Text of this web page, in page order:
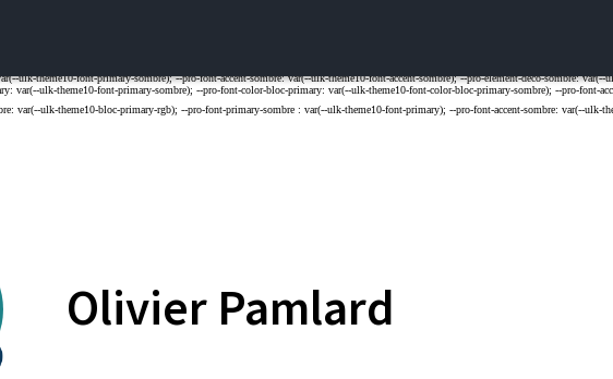
CENTRE NATIONAL DE LA RECHERCHE SCIENTIFIQUE
Olivier Pamlard